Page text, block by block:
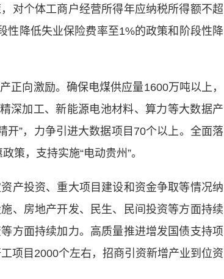
对个体工商户经营所得年应纳税所得额不超
性降低失业保险费率至1%的政策和阶段性降
向激励。确保电煤供应量1600万吨以上，
深加工、新能源电池材料、算力等大数据产
开”，力争引进大数据项目70个以上。全面落
策，支持实施“电动贵州”。
投资、重大项目建设和资金争取等情况纳
、房地产开发、民生、民间投资等方面持续
方面持续加力。高质量推进增发国债支持项
项目2000个左右，招商引资新增产业到位资